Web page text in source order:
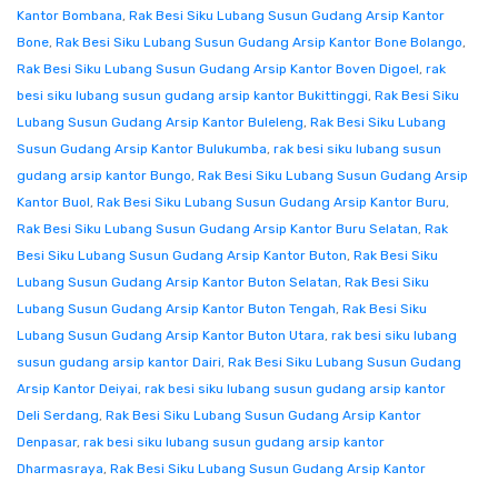
Kantor Bombana, Rak Besi Siku Lubang Susun Gudang Arsip Kantor
Bone, Rak Besi Siku Lubang Susun Gudang Arsip Kantor Bone Bolango,
Rak Besi Siku Lubang Susun Gudang Arsip Kantor Boven Digoel, rak
besi siku lubang susun gudang arsip kantor Bukittinggi, Rak Besi Siku
Lubang Susun Gudang Arsip Kantor Buleleng, Rak Besi Siku Lubang
Susun Gudang Arsip Kantor Bulukumba, rak besi siku lubang susun
gudang arsip kantor Bungo, Rak Besi Siku Lubang Susun Gudang Arsip
Kantor Buol, Rak Besi Siku Lubang Susun Gudang Arsip Kantor Buru,
Rak Besi Siku Lubang Susun Gudang Arsip Kantor Buru Selatan, Rak
Besi Siku Lubang Susun Gudang Arsip Kantor Buton, Rak Besi Siku
Lubang Susun Gudang Arsip Kantor Buton Selatan, Rak Besi Siku
Lubang Susun Gudang Arsip Kantor Buton Tengah, Rak Besi Siku
Lubang Susun Gudang Arsip Kantor Buton Utara, rak besi siku lubang
susun gudang arsip kantor Dairi, Rak Besi Siku Lubang Susun Gudang
Arsip Kantor Deiyai, rak besi siku lubang susun gudang arsip kantor
Deli Serdang, Rak Besi Siku Lubang Susun Gudang Arsip Kantor
Denpasar, rak besi siku lubang susun gudang arsip kantor
Dharmasraya, Rak Besi Siku Lubang Susun Gudang Arsip Kantor